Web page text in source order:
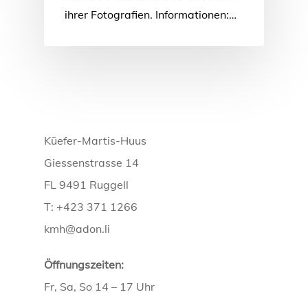
ihrer Fotografien. Informationen:…
Küefer-Martis-Huus
Giessenstrasse 14
FL 9491 Ruggell
T: +423 371 1266
kmh@adon.li
Öffnungszeiten:
Fr, Sa, So 14 – 17 Uhr